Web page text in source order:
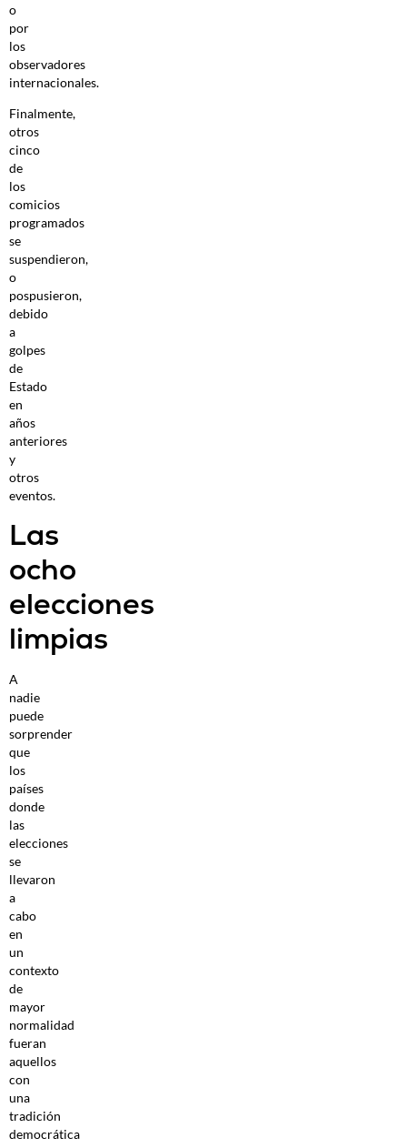
o
por
los
observadores
internacionales.
Finalmente,
otros
cinco
de
los
comicios
programados
se
suspendieron,
o
pospusieron,
debido
a
golpes
de
Estado
en
años
anteriores
y
otros
eventos.
Las
ocho
elecciones
limpias
A
nadie
puede
sorprender
que
los
países
donde
las
elecciones
se
llevaron
a
cabo
en
un
contexto
de
mayor
normalidad
fueran
aquellos
con
una
tradición
democrática